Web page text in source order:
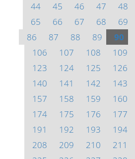
44
45 46 47 48
65
66 67 68 69
86
87 88 89 90
106
107 108 109
123
124 125 126
140
141 142 143
157
158 159 160
174
175 176 177
191
192 193 194
208
209 210 211